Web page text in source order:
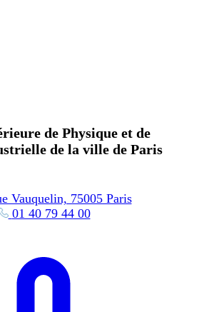
de Physique et de
de la ville de Paris
Vauquelin, 75005 Paris
01 40 79 44 00